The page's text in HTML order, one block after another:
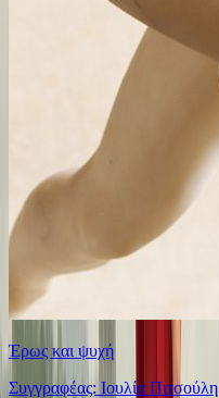
Έρως και ψυχή
Συγγραφέας: Ιουλία Πιτσούλη